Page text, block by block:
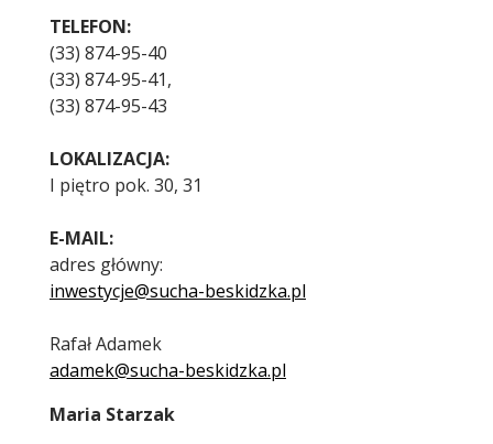
TELEFON:
(33) 874-95-40
(33) 874-95-41,
(33) 874-95-43
LOKALIZACJA:
I piętro pok. 30, 31
E-MAIL:
adres główny:
inwestycje@sucha-beskidzka.pl
Rafał Adamek
adamek@sucha-beskidzka.pl
Maria Starzak